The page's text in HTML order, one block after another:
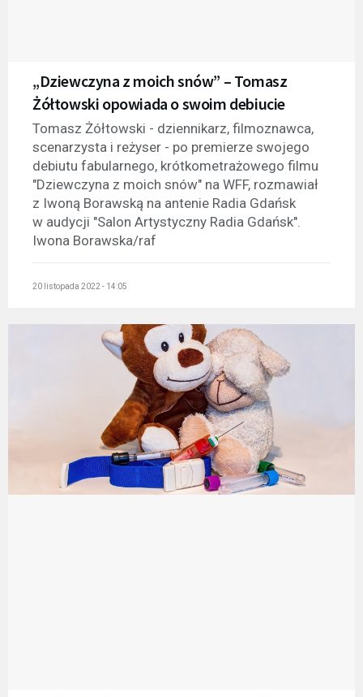
„Dziewczyna z moich snów” – Tomasz
Żółtowski opowiada o swoim debiucie
Tomasz Żółtowski - dziennikarz, filmoznawca,
scenarzysta i reżyser - po premierze swojego
debiutu fabularnego, krótkometrażowego filmu
"Dziewczyna z moich snów" na WFF, rozmawiał
z Iwoną Borawską na antenie Radia Gdańsk
w audycji "Salon Artystyczny Radia Gdańsk".
Iwona Borawska/raf
20 listopada 2022 - 14:05